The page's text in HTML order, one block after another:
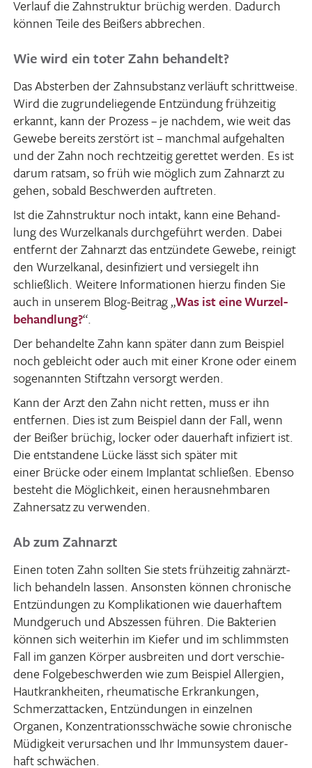
Verlauf die Zahn­struktur brüchig werden. Dadurch
können Teile des Beißers abbrechen.
Wie wird ein toter Zahn behandelt?
Das Absterben der Zahn­sub­stanz verläuft schritt­weise.
Wird die zugrun­de­lie­gende Entzün­dung früh­zeitig
erkannt, kann der Prozess – je nachdem, wie weit das
Gewebe bereits zerstört ist – manchmal aufge­halten
und der Zahn noch recht­zeitig gerettet werden. Es ist
darum ratsam, so früh wie möglich zum Zahn­arzt zu
gehen, sobald Beschwerden auftreten.
Ist die Zahn­struktur noch intakt, kann eine Behand­
lung des Wurzel­ka­nals durch­ge­führt werden. Dabei
entfernt der Zahn­arzt das entzün­dete Gewebe, reinigt
den Wurzel­kanal, desin­fi­ziert und versie­gelt ihn
schließ­lich. Weitere Infor­ma­tionen hierzu finden Sie
auch in unserem Blog-Beitrag „Was ist eine Wurzel­
be­hand­lung?“.
Der behan­delte Zahn kann später dann zum Beispiel
noch gebleicht oder auch mit einer Krone oder einem
soge­nannten Stift­zahn versorgt werden.
Kann der Arzt den Zahn nicht retten, muss er ihn
entfernen. Dies ist zum Beispiel dann der Fall, wenn
der Beißer brüchig, locker oder dauer­haft infi­ziert ist.
Die entstan­dene Lücke lässt sich später mit
einer Brücke oder einem Implantat schließen. Ebenso
besteht die Möglich­keit, einen heraus­nehm­baren
Zahn­ersatz zu verwenden.
Ab zum Zahnarzt
Einen toten Zahn sollten Sie stets früh­zeitig zahn­ärzt­
lich behan­deln lassen. Ansonsten können chro­ni­sche
Entzün­dungen zu Kompli­ka­tionen wie dauer­haftem
Mund­ge­ruch und Abszessen führen. Die Bakte­rien
können sich weiterhin im Kiefer und im schlimmsten
Fall im ganzen Körper ausbreiten und dort verschie­
dene Folge­be­schwerden wie zum Beispiel Aller­gien,
Haut­krank­heiten, rheu­ma­ti­sche Erkran­kungen,
Schmerz­at­ta­cken, Entzün­dungen in einzelnen
Organen, Konzen­tra­ti­ons­schwäche sowie chro­ni­sche
Müdig­keit verur­sa­chen und Ihr Immun­system dauer­
haft schwächen.